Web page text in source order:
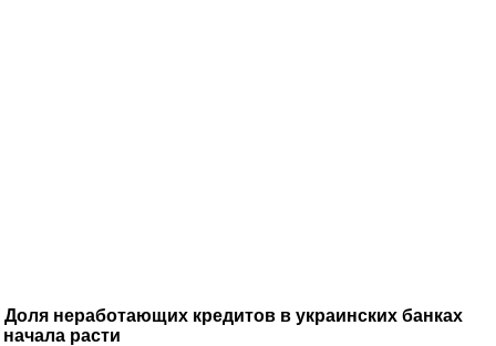
Доля неработающих кредитов в украинских банках
начала расти